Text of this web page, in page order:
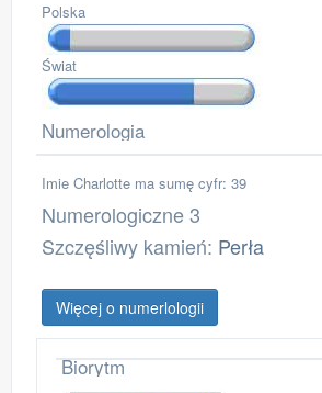
Polska
Świat
Numerologia
Imie Charlotte ma sumę cyfr: 39
Numerologiczne 3
Szczęśliwy kamień: Perła
Więcej o numerlologii
Biorytm